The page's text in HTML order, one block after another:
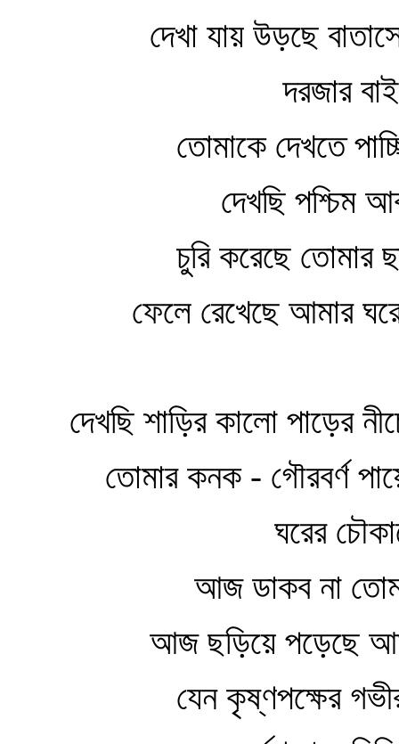
দেখা যায় উড়ছে
দরজার
তোমাকে দেখতে
দেখছি পশ্চিম
চুরি করেছে তোমার
ফেলে রেখেছে আমার
দেখছি শাড়ির কালো পাড়ের
তোমার কনক - গৌরবর্ণ
ঘরের
আজ ডাকব না
আজ ছড়িয়ে পড়েছে
যেন কৃষ্ণপক্ষের